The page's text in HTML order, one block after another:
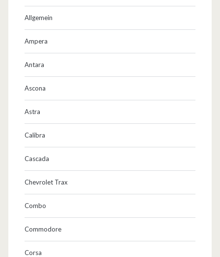
t
e
f
F
Allgemein
Ampera
Antara
Ascona
Astra
Calibra
Cascada
Chevrolet Trax
Combo
Commodore
Corsa